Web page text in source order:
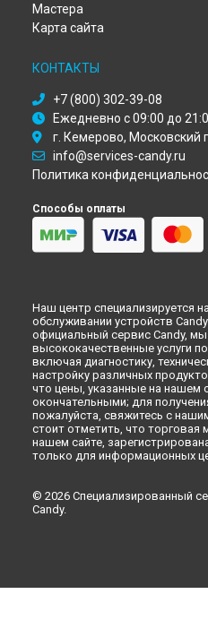
Ремонт микроволновой печи
Ремонт микроволновой печи
Ремонт микроволновой печи
Ремонт микроволновой печи
Ульяновске
Ремонт микроволновой печи
Ремонт микроволновой печи
Ремонт микроволновой печи
Кемерово
Ремонт микроволновой печи
Ремонт микроволновой печи
Астрахани
Ремонт микроволновой печи
Набережных Челнах
Ремонт микроволновой печи
Мастера
Карта сайта
КОНТАКТЫ
+7 (800) 302-39-08
Ежедневно с 09:00 до
г. Кемерово, Московский
info@services-candy.ru
Политика
Способы оплаты
Наш центр специализируется
обслуживании устройств
официальный сервис Candy,
высококачественные услуги
включая диагностику,
настройку различных
что цены, указанные на нашем
окончательными; для
пожалуйста, свяжитесь с
стоит отметить, что торговая
нашем сайте,
только для информационных
© 2026 Специализированный
Candy.